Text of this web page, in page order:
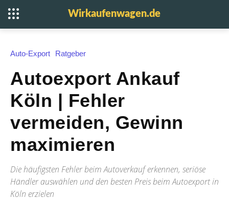
Wirkaufenwagen.de
Auto-Export Ratgeber
Autoexport Ankauf
Köln | Fehler
vermeiden, Gewinn
maximieren
Die häufigsten Fehler beim Autoverkauf erkennen, seriöse
Händler auswählen und den besten Preis beim Autoexport in
Köln erzielen